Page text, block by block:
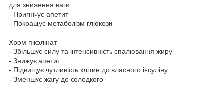
для зниження ваги
- Пригнічує апетит
- Покращує метаболізм глюкози
Хром піколінат
- Збільшує силу та інтенсивність спалювання жиру
- Знижує апетит
- Підвищує чутливість клітин до власного інсуліну
- Зменшує жагу до солодкого